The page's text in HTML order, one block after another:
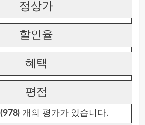
정상가
할인율
혜택
평점
(978) 개의 평가가 있습니다.